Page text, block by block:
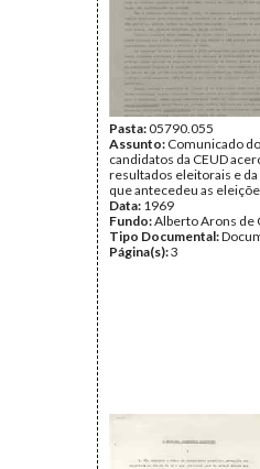
Pasta:05790.055
Assunto: Comunicado
candidatos da CEUD
resultados eleitorais e da
que antecedeu as
Data: 1969
Fundo:Alberto Arons de
Tipo Documental:
Página(s):3